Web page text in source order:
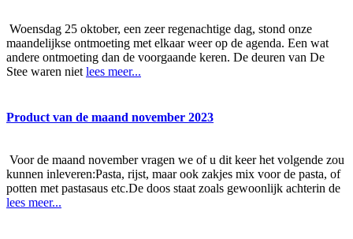
Woensdag 25 oktober, een zeer regenachtige dag, stond onze
maandelijkse ontmoeting met elkaar weer op de agenda. Een wat
andere ontmoeting dan de voorgaande keren. De deuren van De
Stee waren nietlees meer...
Product van de maand november 2023
Voor de maand november vragen we of u dit keer het volgende zou
kunnen inleveren:Pasta, rijst, maar ook zakjes mix voor de pasta, of
potten met pastasaus etc.De doos staat zoals gewoonlijk achterin de
lees meer...